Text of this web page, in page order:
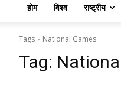
होम विश्व राष्ट्रीय
Tags National Games
Tag: